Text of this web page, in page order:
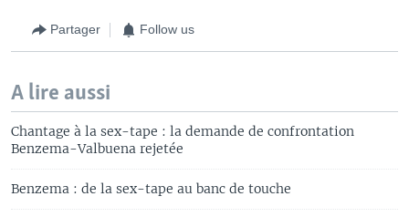
Partager Follow us
A lire aussi
Chantage à la sex-tape : la demande de confrontation
Benzema-Valbuena rejetée
Benzema : de la sex-tape au banc de touche